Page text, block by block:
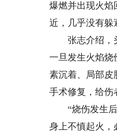
爆燃并出现火焰
近，几乎没有躲
张志介绍，头
一旦发生火焰烧
素沉着、局部皮
手术修复，给伤
“烧伤发生后
身上不慎起火，